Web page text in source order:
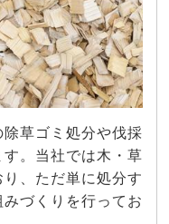
草ゴミ処分や伐採
。当社では木・草
、ただ単に処分す
づくりを行ってお